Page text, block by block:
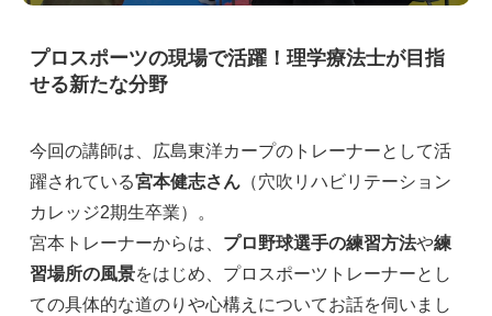
プロスポーツの現場で活躍！理学療法士が目指
せる新たな分野
今回の講師は、広島東洋カープのトレーナーとして活
躍されている宮本健志さん （穴吹リハビリテーション
カレッジ2期生卒業）。
宮本トレーナーからは、 プロ野球選手の練習方法や練
習場所の風景をはじめ、プロスポーツトレーナーとし
ての具体的な道のりや心構えについてお話を伺いまし